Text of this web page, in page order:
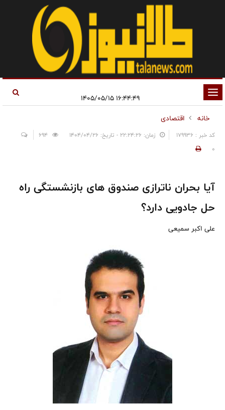
تغییر
وضعیت
ناوبری
خانه
اقتصادی
کد خبر : 179936 زمان: ۲۲:۲۴:۲۶ - تاریخ: ۱۴۰۴/۰۴/۲۶
0
آیا بحران ناترازی صندوق های بازنشستگی راه
حل جادویی دارد؟
علی اکبر سمیعی